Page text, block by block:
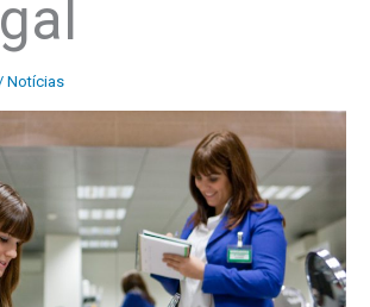
/ Notícias